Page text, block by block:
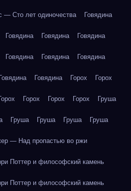
— Сто лет одиночества Говядина
Говядина Говядина Говядина
Говядина Говядина Говядина
Говядина Говядина Горох Горох
Горох Горох Горох Груша
Груша Груша Груша Груша
— Над пропастью во ржи
Поттер и философский камень
Поттер и философский камень